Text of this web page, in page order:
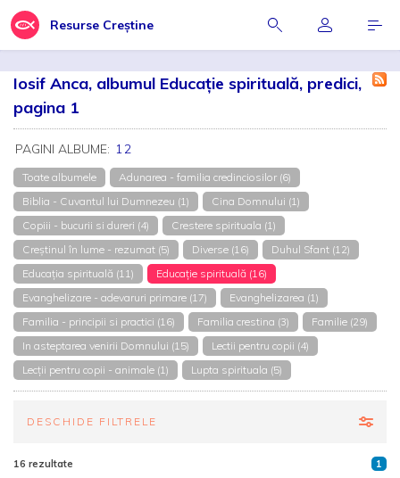
Resurse Creștine
Iosif Anca, albumul Educație spirituală, predici,
pagina 1
PAGINI ALBUME: 12
Toate albumele
Adunarea - familia credinciosilor (6)
Biblia - Cuvantul lui Dumnezeu (1)
Cina Domnului (1)
Copiii - bucurii si dureri (4)
Crestere spirituala (1)
Creștinul în lume - rezumat (5)
Diverse (16)
Duhul Sfant (12)
Educația spirituală (11)
Educație spirituală (16)
Evanghelizare - adevaruri primare (17)
Evanghelizarea (1)
Familia - principii si practici (16)
Familia crestina (3)
Familie (29)
In asteptarea venirii Domnului (15)
Lectii pentru copii (4)
Lecții pentru copii - animale (1)
Lupta spirituala (5)
DESCHIDE FILTRELE
16 rezultate 1